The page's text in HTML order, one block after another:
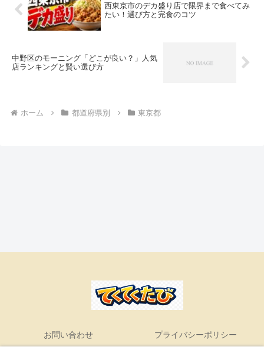
西東京市のデカ盛り店で限界まで食べてみ
たい！選び方と完食のコツ
中野区のモーニング「どこが良い？」人気
店ランキングと賢い選び方
ホーム 都道府県別 東京都
お問い合わせ プライバシーポリシー